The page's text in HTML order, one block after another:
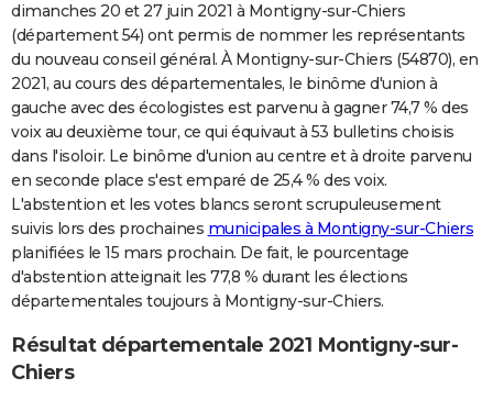
AVIS DE DÉCÈS
Bricolage
Lifestyle
Culture
Sport
Auto
Television
Voyage
Cinema
dimanches 20 et 27 juin 2021 à Montigny-sur-Chiers
(département 54) ont permis de nommer les représentants
du nouveau conseil général. À Montigny-sur-Chiers (54870), en
2021, au cours des départementales, le binôme d'union à
gauche avec des écologistes est parvenu à gagner 74,7 % des
voix au deuxième tour, ce qui équivaut à 53 bulletins choisis
dans l'isoloir. Le binôme d'union au centre et à droite parvenu
en seconde place s'est emparé de 25,4 % des voix.
L'abstention et les votes blancs seront scrupuleusement
suivis lors des prochaines municipales à Montigny-sur-Chiers
planifiées le 15 mars prochain. De fait, le pourcentage
d'abstention atteignait les 77,8 % durant les élections
départementales toujours à Montigny-sur-Chiers.
Résultat départementale 2021 Montigny-sur-
Chiers